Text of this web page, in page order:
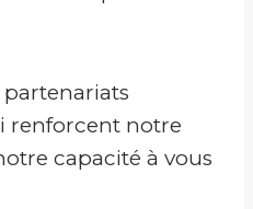
renforcent notre
capacité à vous